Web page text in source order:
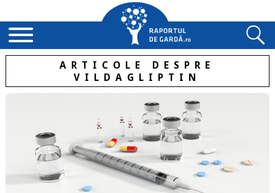
ARTICOLE DESPRE
VILDAGLIPTIN